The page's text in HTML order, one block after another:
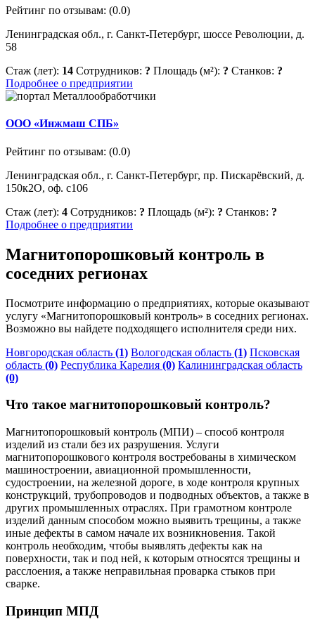
Рейтинг по отзывам: (0.0)
Ленинградская обл., г. Санкт-Петербург, шоссе Революции, д.
58
Стаж (лет): 14 Сотрудников: ? Площадь (м²): ? Станков: ?
Подробнее о предприятии
ООО «Инжмаш СПБ»
Рейтинг по отзывам: (0.0)
Ленинградская обл., г. Санкт-Петербург, пр. Пискарёвский, д.
150к2О, оф. с106
Стаж (лет): 4 Сотрудников: ? Площадь (м²): ? Станков: ?
Подробнее о предприятии
Магнитопорошковый контроль в
соседних регионах
Посмотрите информацию о предприятиях, которые оказывают
услугу «Магнитопорошковый контроль» в соседних регионах.
Возможно вы найдете подходящего исполнителя среди них.
Новгородская область (1) Вологодская область (1) Псковская
область (0) Республика Карелия (0) Калининградская область
(0)
Что такое магнитопорошковый контроль?
Магнитопорошковый контроль (МПИ) – способ контроля
изделий из стали без их разрушения. Услуги
магнитопорошкового контроля востребованы в химическом
машиностроении, авиационной промышленности,
судостроении, на железной дороге, в ходе контроля крупных
конструкций, трубопроводов и подводных объектов, а также в
других промышленных отраслях. При грамотном контроле
изделий данным способом можно выявить трещины, а также
иные дефекты в самом начале их возникновения. Такой
контроль необходим, чтобы выявлять дефекты как на
поверхности, так и под ней, к которым относятся трещины и
расслоения, а также неправильная проварка стыков при
сварке.
Принцип МПД